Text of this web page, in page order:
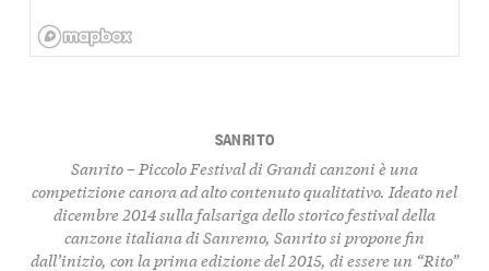
SANRITO
Sanrito – Piccolo Festival di Grandi canzoni è una
competizione canora ad alto contenuto qualitativo. Ideato nel
dicembre 2014 sulla falsariga dello storico festival della
canzone italiana di Sanremo, Sanrito si propone fin
dall’inizio, con la prima edizione del 2015, di essere un “Rito”